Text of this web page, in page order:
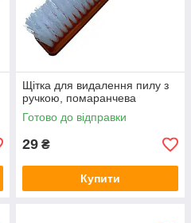
Щітка для видалення пилу з
ручкою, помаранчева
Готово до відправки
29 ₴
Купити